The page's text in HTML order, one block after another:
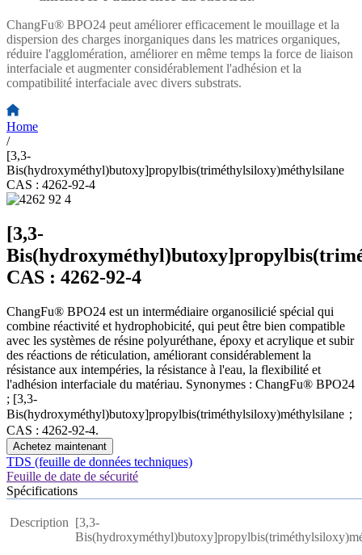
ChangFu® BPO24 peut améliorer efficacement le mouillage et la
dispersion des charges inorganiques dans les matrices organiques,
réduire l'agglomération, améliorer en même temps la force de liaison
interfaciale et augmenter considérablement l'adhésion et la
compatibilité interfaciale avec divers substrats.
Home
/
[3,3-
Bis(hydroxyméthyl)butoxy]propylbis(triméthylsiloxy)méthylsilane
CAS : 4262-92-4
[3,3-
CAS : 4262-92-4
ChangFu® BPO24 est un intermédiaire organosilicié spécial qui
combine réactivité et hydrophobicité, qui peut être bien compatible
avec les systèmes de résine polyuréthane, époxy et acrylique et subir
des réactions de réticulation, améliorant considérablement la
résistance aux intempéries, la résistance à l'eau, la flexibilité et
l'adhésion interfaciale du matériau. Synonymes : ChangFu® BPO24
; [3,3-
Bis(hydroxyméthyl)butoxy]propylbis(triméthylsiloxy)méthylsilane；
CAS : 4262-92-4.
Achetez maintenant
TDS (feuille de données techniques)
Feuille de date de sécurité
Spécifications
Description [3,3-